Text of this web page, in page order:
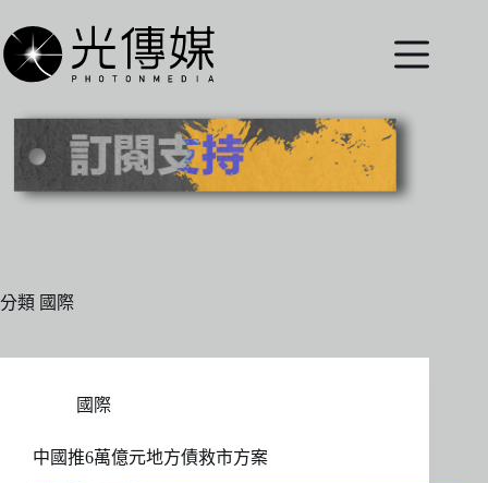
至
主
內
分類 國際
國際
中國推6萬億元地方債救市方案